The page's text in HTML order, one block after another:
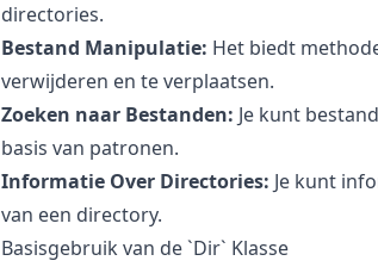
directories.
Bestand Manipulatie: Het biedt
verwijderen en te verplaatsen.
Zoeken naar Bestanden: Je kunt
basis van patronen.
Informatie Over Directories: Je kunt
van een directory.
Basisgebruik van de `Dir` Klasse